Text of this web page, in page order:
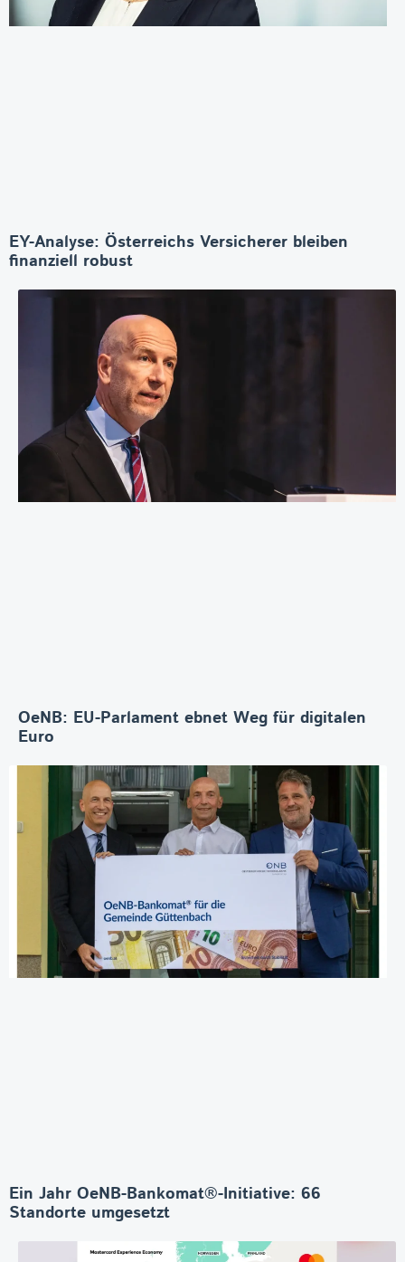
EY-Analyse: Österreichs Versicherer bleiben
finanziell robust
OeNB: EU-Parlament ebnet Weg für digitalen
Euro
Ein Jahr OeNB-Bankomat®-Initiative: 66
Standorte umgesetzt